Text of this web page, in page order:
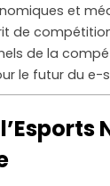
et
de
de la
le futur du e-